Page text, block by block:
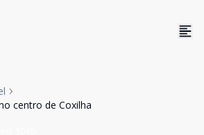
centro de Coxilha